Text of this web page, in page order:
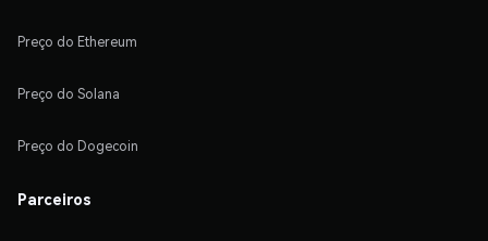
Preço do Ethereum
Preço do Solana
Preço do Dogecoin
Parceiros